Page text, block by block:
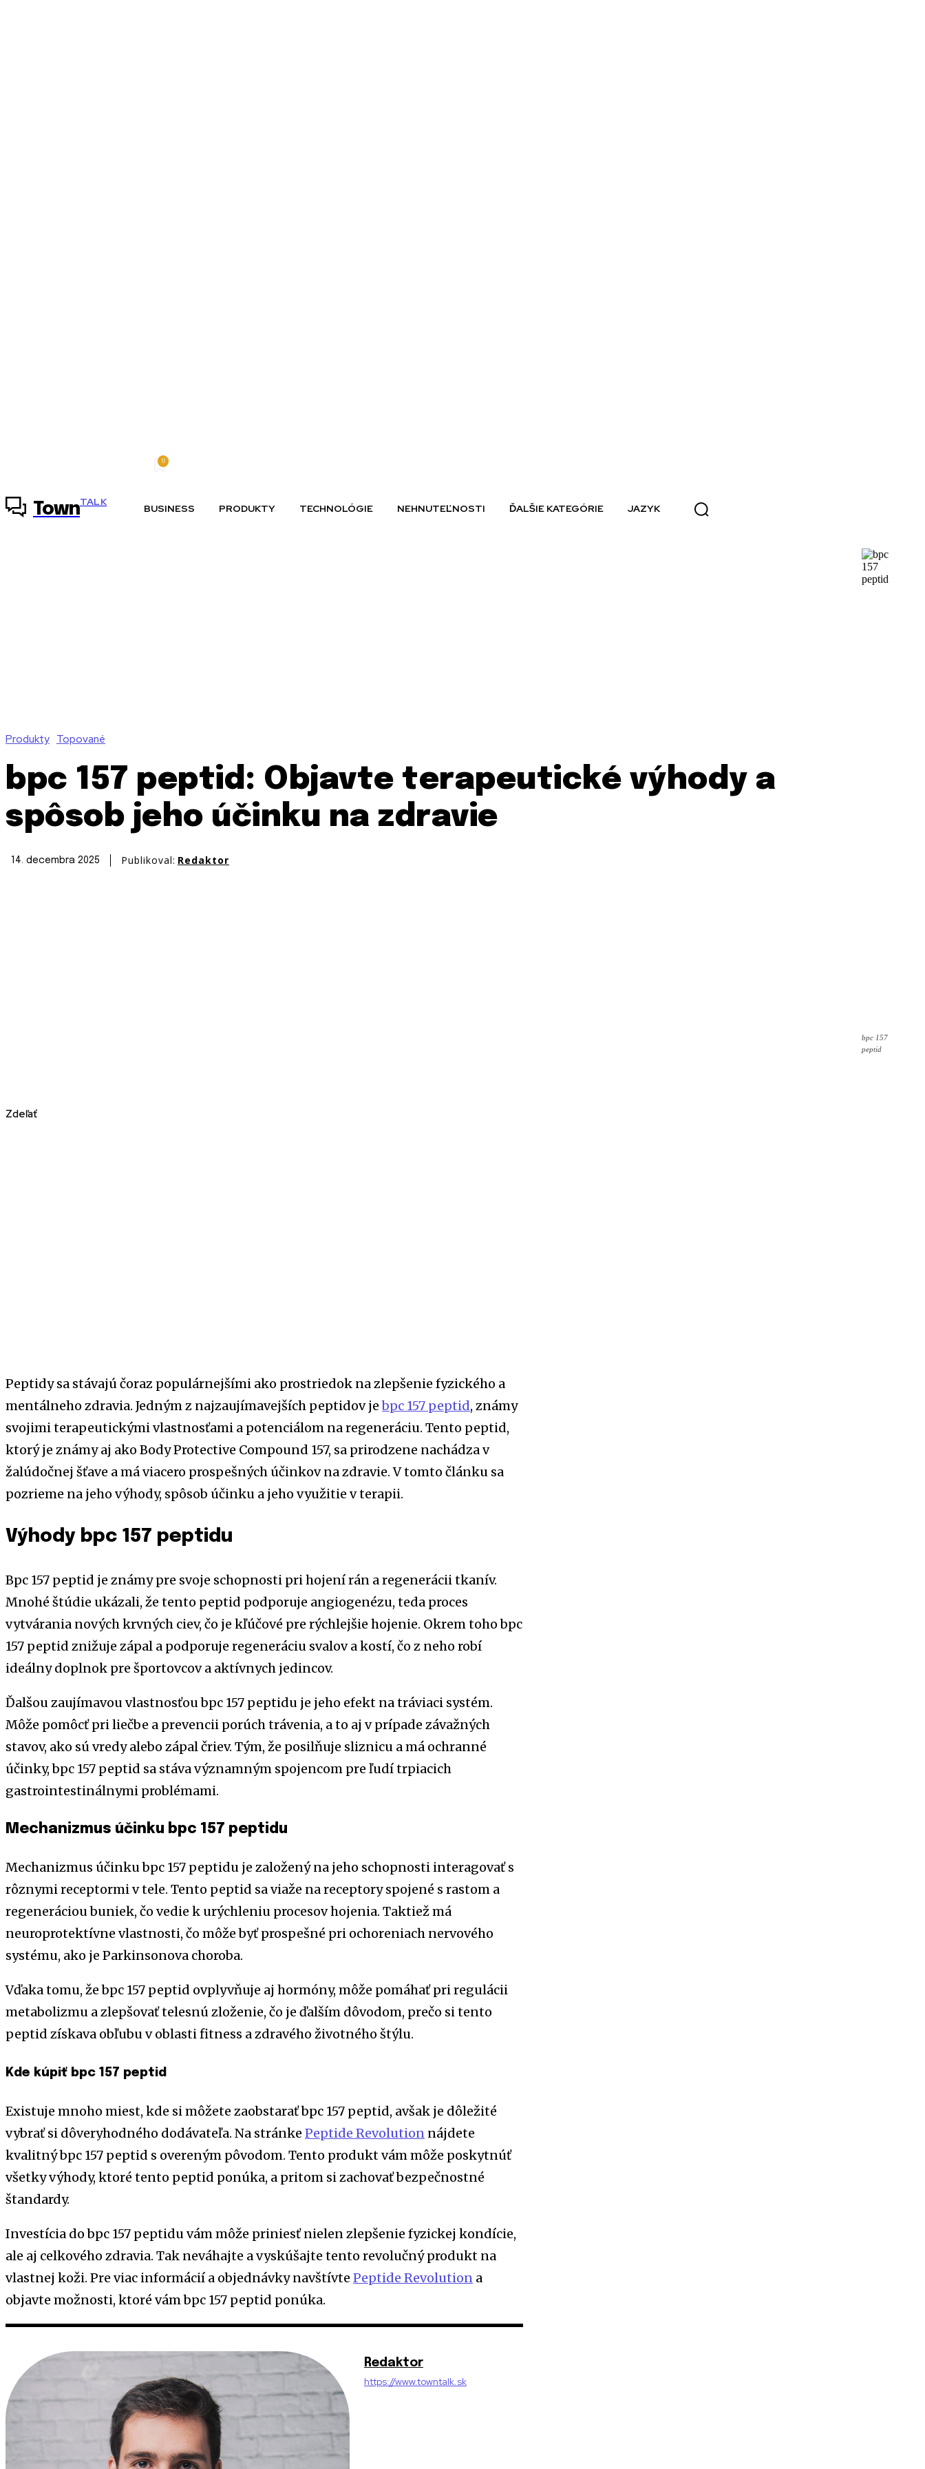
0
TownTALK
BUSINESS PRODUKTY TECHNOLÓGIE NEHNUTEĽNOSTI ĎALŠIE KATEGÓRIE JAZYK
Produkty Topované
bpc 157 peptid: Objavte terapeutické výhody a
spôsob jeho účinku na zdravie
14. decembra 2025 Publikoval: Redaktor
bpc 157
peptid
Zdeľať
Peptidy sa stávajú čoraz populárnejšími ako prostriedok na zlepšenie fyzického a
mentálneho zdravia. Jedným z najzaujímavejších peptidov jebpc 157 peptid, známy
svojimi terapeutickými vlastnosťami a potenciálom na regeneráciu. Tento peptid,
ktorý je známy aj ako Body Protective Compound 157, sa prirodzene nachádza v
žalúdočnej šťave a má viacero prospešných účinkov na zdravie. V tomto článku sa
pozrieme na jeho výhody, spôsob účinku a jeho využitie v terapii.
Výhody bpc 157 peptidu
Bpc 157 peptid je známy pre svoje schopnosti pri hojení rán a regenerácii tkanív.
Mnohé štúdie ukázali, že tento peptid podporuje angiogenézu, teda proces
vytvárania nových krvných ciev, čo je kľúčové pre rýchlejšie hojenie. Okrem toho bpc
157 peptid znižuje zápal a podporuje regeneráciu svalov a kostí, čo z neho robí
ideálny doplnok pre športovcov a aktívnych jedincov.
Ďalšou zaujímavou vlastnosťou bpc 157 peptidu je jeho efekt na tráviaci systém.
Môže pomôcť pri liečbe a prevencii porúch trávenia, a to aj v prípade závažných
stavov, ako sú vredy alebo zápal čriev. Tým, že posilňuje sliznicu a má ochranné
účinky, bpc 157 peptid sa stáva významným spojencom pre ľudí trpiacich
gastrointestinálnymi problémami.
Mechanizmus účinku bpc 157 peptidu
Mechanizmus účinku bpc 157 peptidu je založený na jeho schopnosti interagovať s
rôznymi receptormi v tele. Tento peptid sa viaže na receptory spojené s rastom a
regeneráciou buniek, čo vedie k urýchleniu procesov hojenia. Taktiež má
neuroprotektívne vlastnosti, čo môže byť prospešné pri ochoreniach nervového
systému, ako je Parkinsonova choroba.
Vďaka tomu, že bpc 157 peptid ovplyvňuje aj hormóny, môže pomáhať pri regulácii
metabolizmu a zlepšovať telesnú zloženie, čo je ďalším dôvodom, prečo si tento
peptid získava obľubu v oblasti fitness a zdravého životného štýlu.
Kde kúpiť bpc 157 peptid
Existuje mnoho miest, kde si môžete zaobstarať bpc 157 peptid, avšak je dôležité
vybrať si dôveryhodného dodávateľa. Na stránke Peptide Revolution nájdete
kvalitný bpc 157 peptid s overeným pôvodom. Tento produkt vám môže poskytnúť
všetky výhody, ktoré tento peptid ponúka, a pritom si zachovať bezpečnostné
štandardy.
Investícia do bpc 157 peptidu vám môže priniesť nielen zlepšenie fyzickej kondície,
ale aj celkového zdravia. Tak neváhajte a vyskúšajte tento revolučný produkt na
vlastnej koži. Pre viac informácií a objednávky navštívte Peptide Revolution a
objavte možnosti, ktoré vám bpc 157 peptid ponúka.
Redaktor
https://www.towntalk.sk